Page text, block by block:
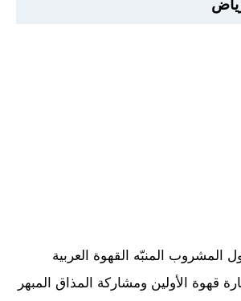
المشروب المنبّه القهوة العربية
قهوة الأولين ومشاركة المذاق المبهر